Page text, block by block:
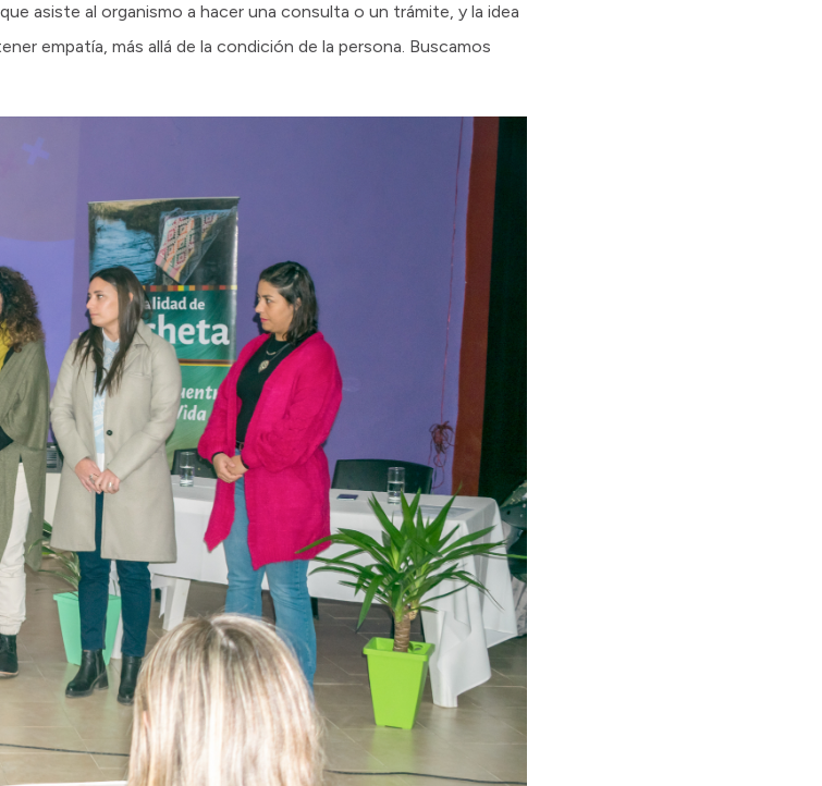
asiste al organismo a hacer una consulta o un trámite, y la idea
empatía, más allá de la condición de la persona. Buscamos